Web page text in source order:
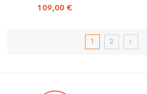
109,00 €
1 2